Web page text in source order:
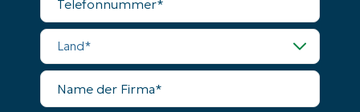
Land
Name
der
Firma